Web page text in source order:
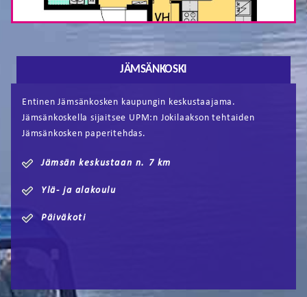
JÄMSÄNKOSKI
Entinen Jämsänkosken kaupungin keskustaajama.
Jämsänkoskella sijaitsee UPM:n Jokilaakson tehtaiden
Jämsänkosken paperitehdas.
Jämsän keskustaan n. 7 km
Ylä- ja alakoulu
Päiväkoti